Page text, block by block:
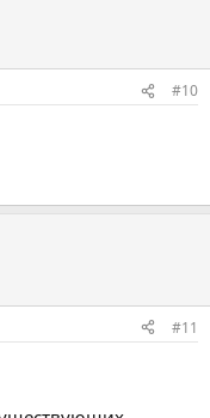
#10
#11